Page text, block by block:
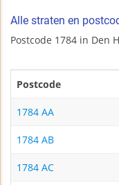
Alle straten en
Postcode 1784 in Den
Postcode
1784 AA
1784 AB
1784 AC